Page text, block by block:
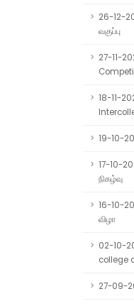
26-12-
வகுப்பு
27-11-
18-11-
19-10-
17-10-
நிகழ்வு
16-10-
விழா
02-10-
college
27-09-